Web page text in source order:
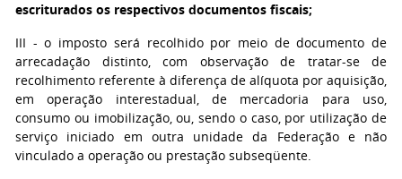
escriturados os respectivos documentos fiscais;
III - o imposto será recolhido por meio de documento de
arrecadação distinto, com observação de tratar-se de
recolhimento referente à diferença de alíquota por aquisição,
em operação interestadual, de mercadoria para uso,
consumo ou imobilização, ou, sendo o caso, por utilização de
serviço iniciado em outra unidade da Federação e não
vinculado a operação ou prestação subseqüente.